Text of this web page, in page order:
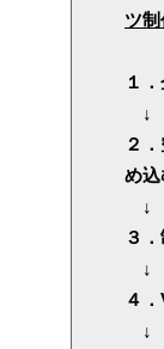
ツ制
１
↓
２
め
↓
３
↓
４
↓